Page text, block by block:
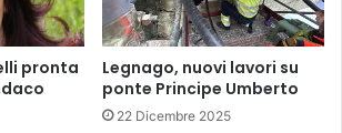
pronta
Legnago, nuovi lavori su
ponte Principe Umberto
22 Dicembre 2025